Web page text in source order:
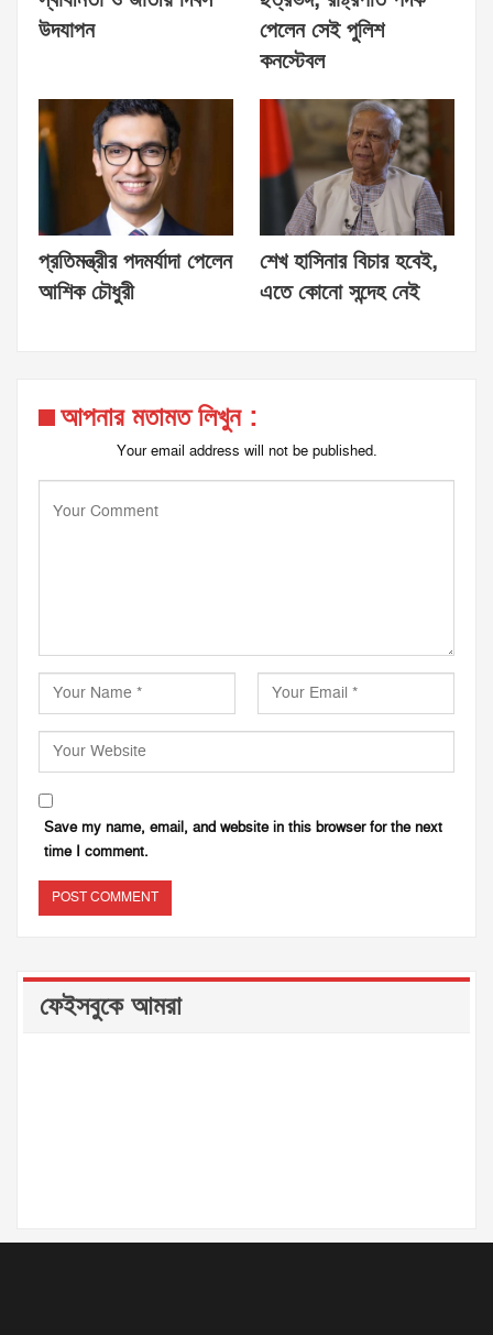
উদযাপন
পেলেন সেই পুলিশ
কনস্টেবল
প্রতিমন্ত্রীর পদমর্যাদা পেলেন
আশিক চৌধুরী
শেখ হাসিনার বিচার হবেই,
এতে কোনো সন্দেহ নেই
আপনার মতামত লিখুন :
Your email address will not be published.
Save my name, email, and website in this browser for the next
time I comment.
ফেইসবুকে আমরা